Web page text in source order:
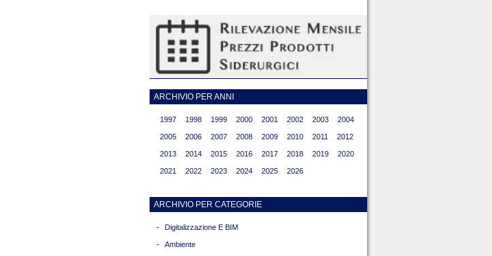
ARCHIVIO PER ANNI
1997 1998 1999 2000 2001 2002 2003 2004
2005 2006 2007 2008 2009 2010 2011 2012
2013 2014 2015 2016 2017 2018 2019 2020
2021 2022 2023 2024 2025 2026
ARCHIVIO PER CATEGORIE
- Digitalizzazione E BIM
- Ambiente